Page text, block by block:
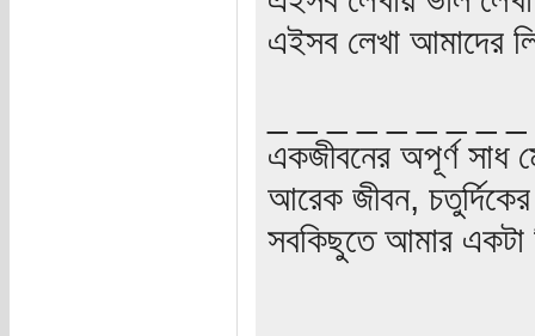
এইসব লেখা আমাদের
একজীবনের অপূর্ণ সাধ
আরেক জীবন, চতুর্দিকের
সবকিছুতে আমার একটা